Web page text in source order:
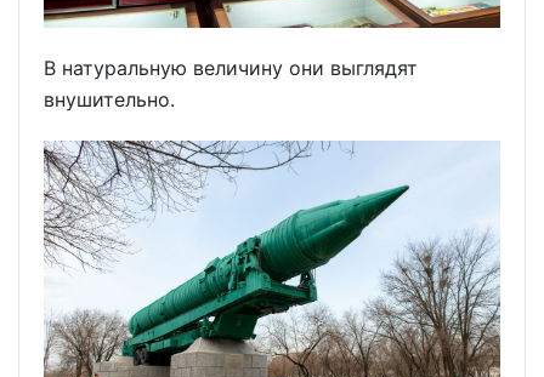
В натуральную величину они выглядят
внушительно.